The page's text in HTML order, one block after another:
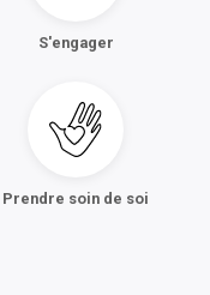
S'engager
Prendre soin de soi